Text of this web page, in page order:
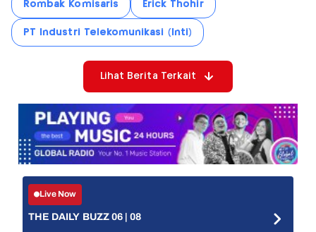
Rombak Komisaris Erick Thohir
PT Industri Telekomunikasi (Inti)
Lihat Berita Terkait
Live Now
THE DAILY BUZZ 06 | 08